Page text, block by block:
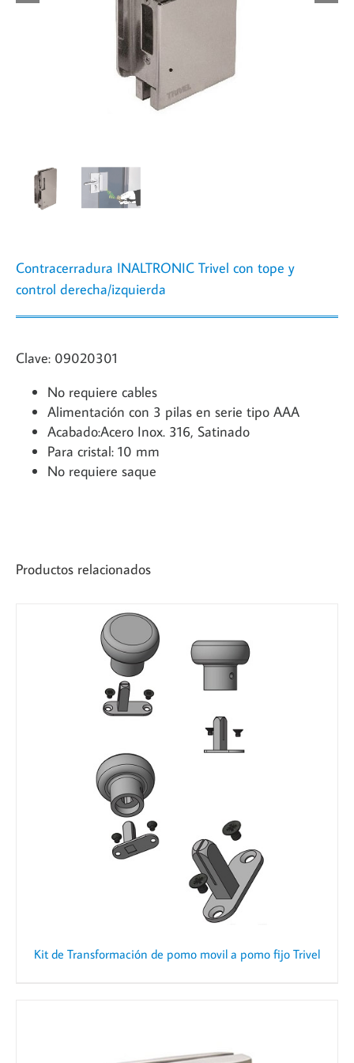
Contracerradura INALTRONIC Trivel con tope y
control derecha/izquierda
Clave: 09020301
No requiere cables
Alimentación con 3 pilas en serie tipo AAA
Acabado:Acero Inox. 316, Satinado
Para cristal: 10 mm
No requiere saque
Productos relacionados
Kit de Transformación de pomo movil a pomo fijo Trivel